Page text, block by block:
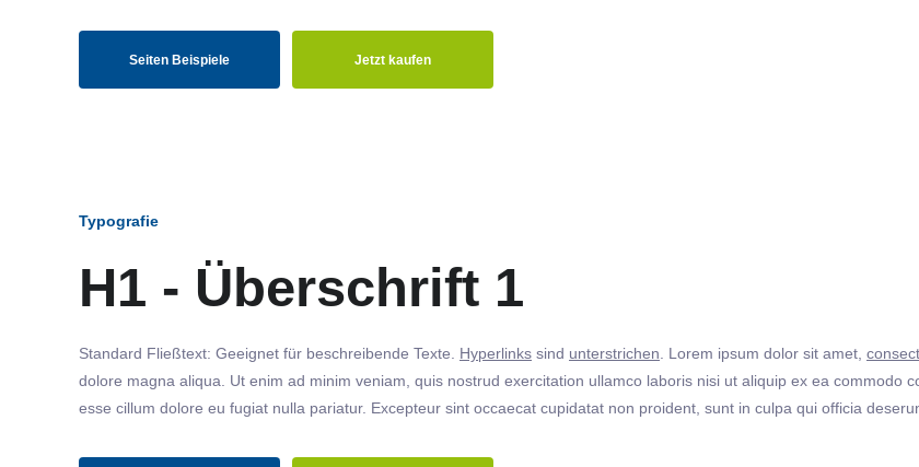
Seiten Beispiele Jetzt kaufen
Typografie
H1 - Überschrift 1
Standard Fließtext: Geeignet für beschreibende Texte. Hyperlinks sind unterstrichen. Lorem ipsum dolor sit amet,
dolore magna aliqua. Ut enim ad minim veniam, quis nostrud exercitation ullamco laboris nisi ut aliquip ex ea commodo
esse cillum dolore eu fugiat nulla pariatur. Excepteur sint occaecat cupidatat non proident, sunt in culpa qui officia